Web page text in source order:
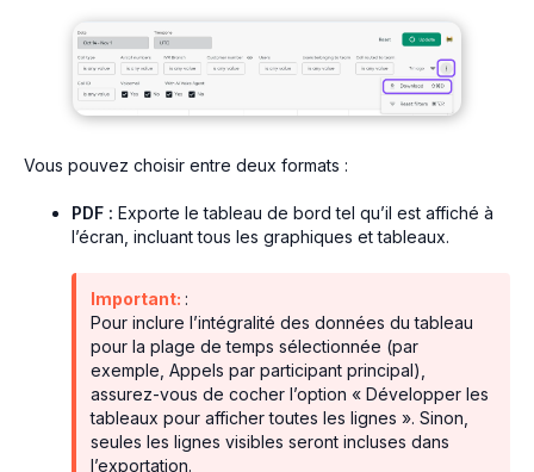
Vous pouvez choisir entre deux formats :
PDF : Exporte le tableau de bord tel qu’il est affiché à
l’écran, incluant tous les graphiques et tableaux.
Important: :
Pour inclure l’intégralité des données du tableau
pour la plage de temps sélectionnée (par
exemple, Appels par participant principal),
assurez-vous de cocher l’option « Développer les
tableaux pour afficher toutes les lignes ». Sinon,
seules les lignes visibles seront incluses dans
l’exportation.